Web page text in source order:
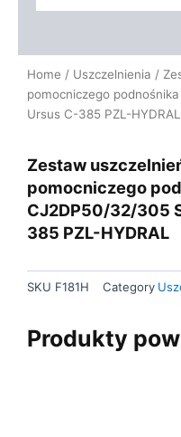
Home / Uszczelnienia /
pomocniczego
Ursus C-385 PZL-HYDRAL
Zestaw
pomocniczego
CJ2DP50/32/305
385 PZL-HYDRAL
SKU F181H Category
Produkty